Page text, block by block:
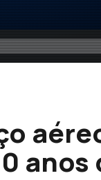
anos